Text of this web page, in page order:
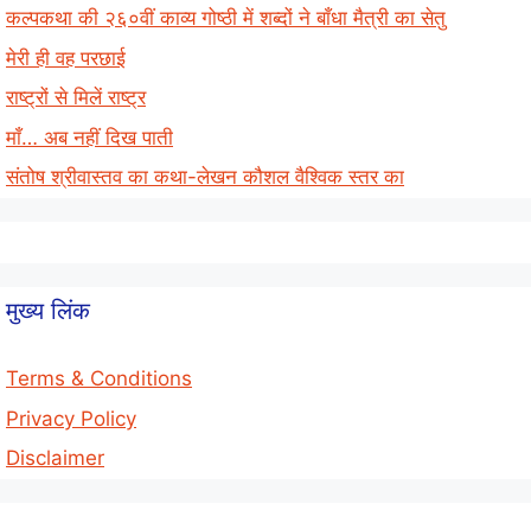
कल्पकथा की २६०वीं काव्य गोष्ठी में शब्दों ने बाँधा मैत्री का सेतु
मेरी ही वह परछाई
राष्ट्रों से मिलें राष्ट्र
माँ… अब नहीं दिख पाती
संतोष श्रीवास्तव का कथा-लेखन कौशल वैश्विक स्तर का
मुख्य लिंक
Terms & Conditions
Privacy Policy
Disclaimer